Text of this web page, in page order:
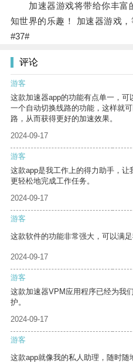
加速器游戏将带给你丰富
知世界的乐趣！ 加速器游戏，
#37#
评论
游客
这款加速器app的功能有点单一，
一个自动切换线路的功能，这样就
路，从而获得更好的加速效果。
2024-09-17
游客
这款app是我工作上的得力助手，
更轻松地完成工作任务。
2024-09-17
游客
这款软件的功能非常强大，可以满足
2024-09-17
游客
这款加速器VPM应用程序已经为我
护。
2024-09-17
游客
这款app就像我的私人助理，随时随